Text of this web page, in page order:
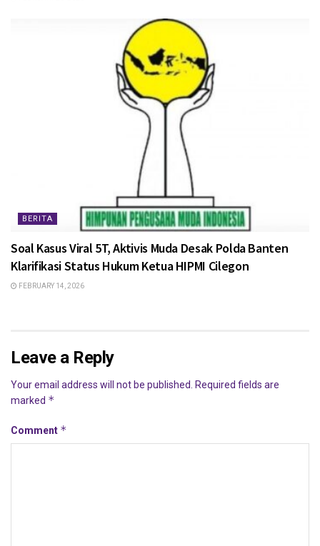
BERITA
Soal Kasus Viral 5T, Aktivis Muda Desak Polda Banten
Klarifikasi Status Hukum Ketua HIPMI Cilegon
FEBRUARY 14, 2026
Leave a Reply
Your email address will not be published. Required fields are
marked *
Comment *